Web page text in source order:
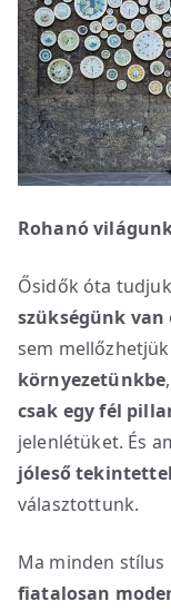
Rohanó
Ősidők óta
szükségünk van
sem
környezetünkbe
csak egy fél
jelenlétüket. És
jóleső
választottunk.
Ma minden stílus
fiatalosan